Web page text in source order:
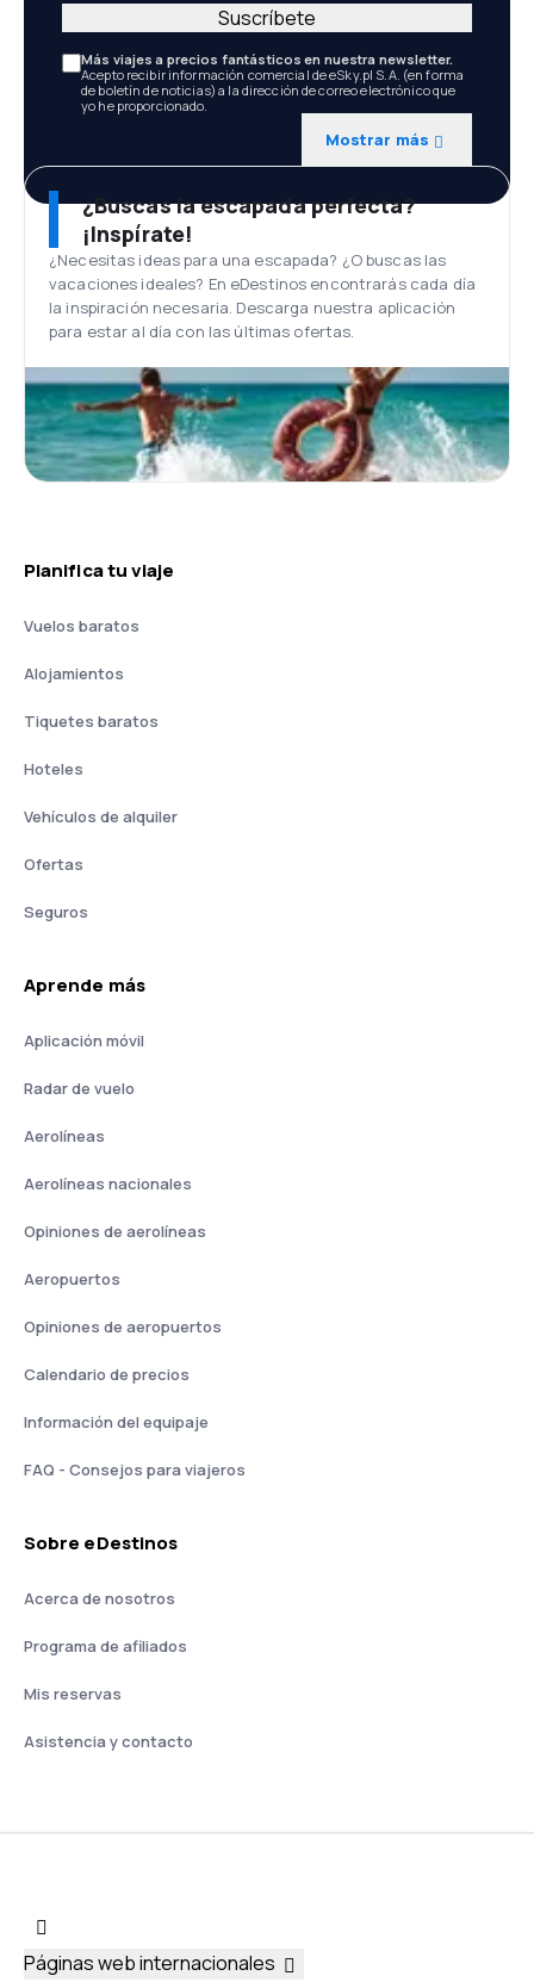
Más viajes a precios fantásticos en nuestra newsletter.
Acepto recibir información comercial de eSky.pl S.A. (en forma
de boletín de noticias) a la dirección de correo electrónico que
yo he proporcionado.
Mostrar más
Suscríbete
¿Buscas la escapada perfecta?
¡Inspírate!
¿Necesitas ideas para una escapada? ¿O buscas las
vacaciones ideales? En eDestinos encontrarás cada día
la inspiración necesaria. Descarga nuestra aplicación
para estar al día con las últimas ofertas.
Planifica tu viaje
Vuelos baratos
Alojamientos
Tiquetes baratos
Hoteles
Vehículos de alquiler
Ofertas
Seguros
Aprende más
Aplicación móvil
Radar de vuelo
Aerolíneas
Aerolíneas nacionales
Opiniones de aerolíneas
Aeropuertos
Opiniones de aeropuertos
Calendario de precios
Información del equipaje
FAQ - Consejos para viajeros
Sobre eDestinos
Acerca de nosotros
Programa de afiliados
Mis reservas
Asistencia y contacto
Páginas web internacionales